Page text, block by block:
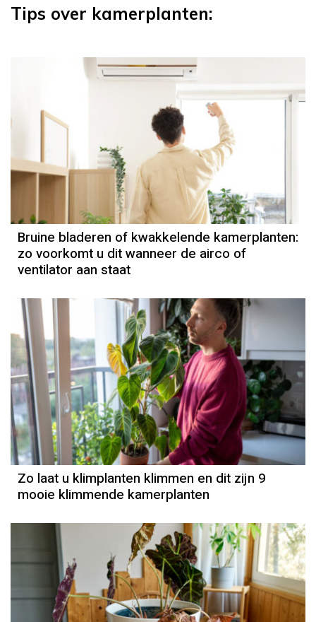
Tips over kamerplanten:
Bruine bladeren of kwakkelende kamerplanten:
zo voorkomt u dit wanneer de airco of
ventilator aan staat
Zo laat u klimplanten klimmen en dit zijn 9
mooie klimmende kamerplanten